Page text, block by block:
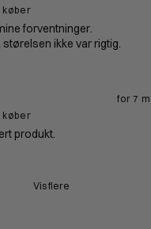
forventninger.
ikke var rigtig.
for 7
produkt.
Vis flere